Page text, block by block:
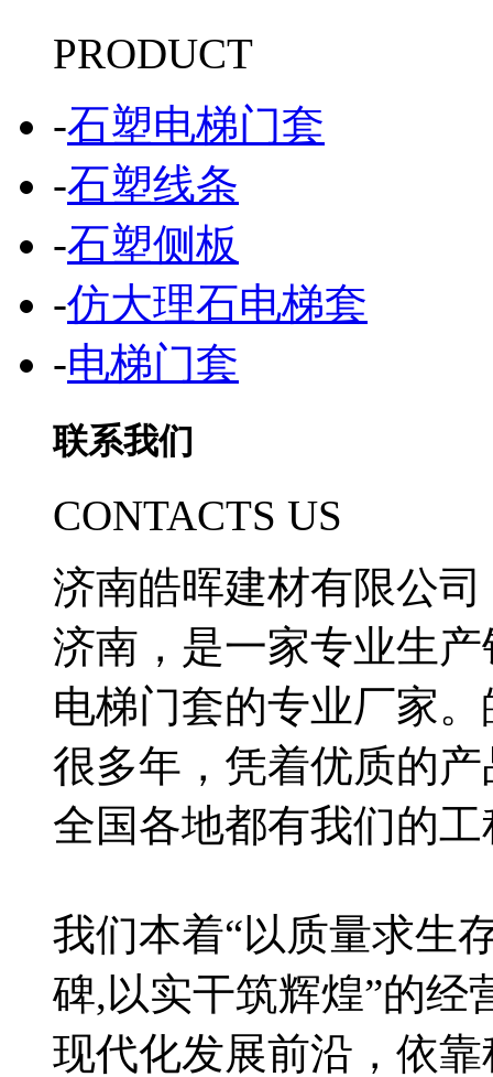
PRODUCT
-石塑电梯门套
-石塑线条
-石塑侧板
-仿大理石电梯套
-电梯门套
联系我们
CONTACTS US
济南皓晖建材有限公
济南，是一家专业生
电梯门套的专业厂家
很多年，凭着优质的
全国各地都有我们的
我们本着“以质量求生
碑,以实干筑辉煌”的经
现代化发展前沿，依